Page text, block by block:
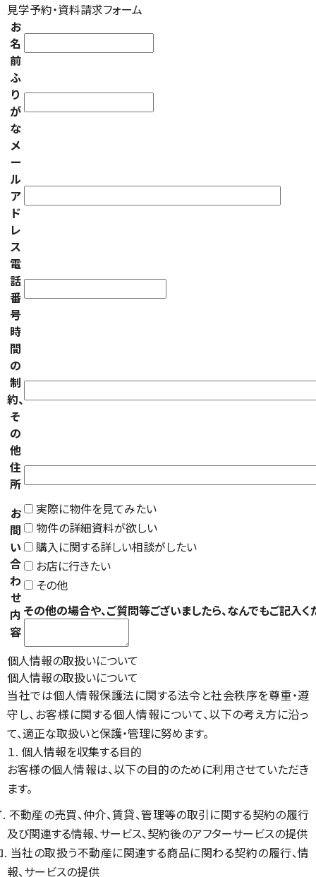
見学予約・資料請求フォーム
お
名
前
ふ
り
が
な
メ
ー
ル
ア
ド
レ
ス
電
話
番
号
時
間
の
制
約、
そ
の
他
住
所
お
問
い
合
わ
せ
内
容
実際に物件を見てみたい
物件の詳細資料が欲しい
購入に関する詳しい相談がしたい
お店に行きたい
その他
その他の場合や、ご質問等ございましたら、なんでもご記入く
個人情報の取扱いについて
個人情報の取扱いについて
当社では個人情報保護法に関する法令と社会秩序を尊重・遵
守し、お客様に関する個人情報について、以下の考え方に沿っ
て、適正な取扱いと保護・管理に努めます。
１. 個人情報を収集する目的
お客様の個人情報は、以下の目的のために利用させていただき
ます。
. 不動産の売買、仲介、賃貸、管理等の取引に関する契約の履行
及び関連する情報、サービス、契約後のアフターサービスの提供
. 当社の取扱う不動産に関連する商品に関わる契約の履行、情
報、サービスの提供